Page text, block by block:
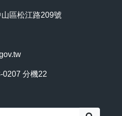
區松江路209號
0207 分機22